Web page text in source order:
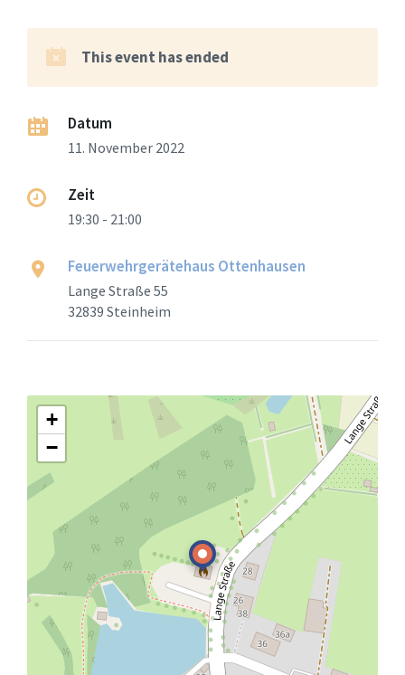
This event has ended
Datum
11. November 2022
Zeit
19:30 - 21:00
Feuerwehrgerätehaus Ottenhausen
Lange Straße 55
32839 Steinheim
+
−